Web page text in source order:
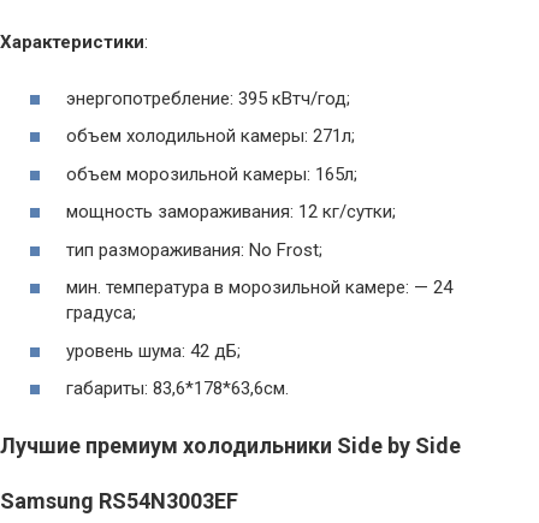
Характеристики:
энергопотребление: 395 кВтч/год;
объем холодильной камеры: 271л;
объем морозильной камеры: 165л;
мощность замораживания: 12 кг/сутки;
тип размораживания: No Frost;
мин. температура в морозильной камере: — 24
градуса;
уровень шума: 42 дБ;
габариты: 83,6*178*63,6см.
Лучшие премиум холодильники Side by Side
Samsung RS54N3003EF